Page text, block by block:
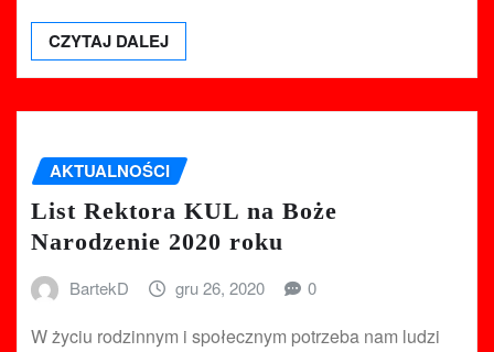
CZYTAJ DALEJ
AKTUALNOŚCI
List Rektora KUL na Boże
Narodzenie 2020 roku
BartekD gru 26, 2020 0
W życiu rodzinnym i społecznym potrzeba nam ludzi